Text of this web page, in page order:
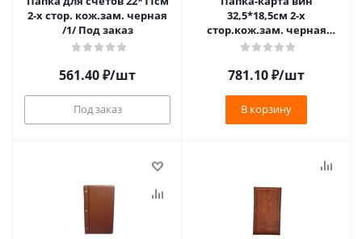
2-х стор. кож.зам. черная
/1/ Под заказ
561.40₽/шт
Под заказ
32,5*18,5см 2-х
стор.кож.зам. черная
съемные файлы /1/ Под
781.10₽/шт
В корзину